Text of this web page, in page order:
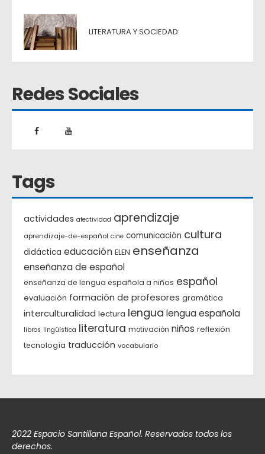
LITERATURA Y SOCIEDAD
Redes Sociales
Tags
actividades afectividad aprendizaje
aprendizaje-de-español cine comunicación cultura
didáctica educación ELEN enseñanza
enseñanza de español
enseñanza de lengua española a niños español
evaluación formación de profesores gramática
interculturalidad lectura lengua lengua española
libros lingüística literatura motivación niños reflexión
tecnología traducción vocabulario
2022 Espacio Santillana Español. Reservados todos los
derechos.